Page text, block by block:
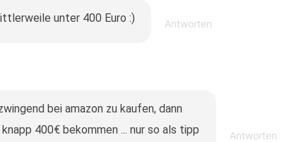
unter 400 Euro :) Antworten
bei amazon zu kaufen, dann
400€ bekommen ... nur so als tipp
Antworten